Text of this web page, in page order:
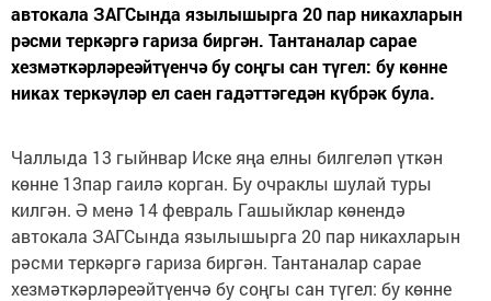
автокала ЗАГСында язылышырга 20 пар никахларын
рәсми теркәргә гариза биргән. Тантаналар сарае
хезмәткәрләреәйтүенчә бу соңгы сан түгел: бу көнне
никах теркәүләр ел саен гадәттәгедән күбрәк була.
Чаллыда 13 гыйнвар Иске яңа елны билгеләп үткән
көнне 13пар гаилә корган. Бу очраклы шулай туры
килгән. Ә менә 14 февраль Гашыйклар көнендә
автокала ЗАГСында язылышырга 20 пар никахларын
рәсми теркәргә гариза биргән. Тантаналар сарае
хезмәткәрләреәйтүенчә бу соңгы сан түгел: бу көнне